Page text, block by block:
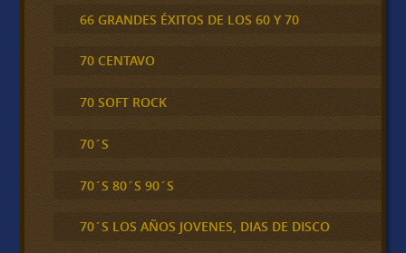
66 GRANDES ÉXITOS DE LOS 60 Y 70
70 CENTAVO
70 SOFT ROCK
70´S
70´S 80´S 90´S
70´S LOS AÑOS JOVENES, DIAS DE DISCO